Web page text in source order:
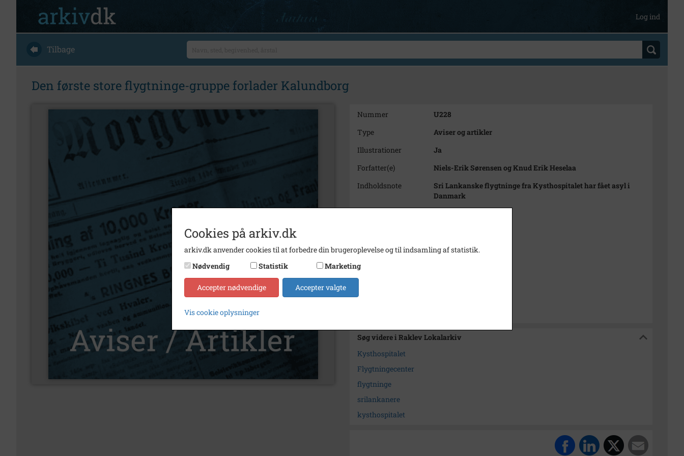
Log ind
Tilbage
Den første store flygtninge-gruppe forlader Kalundborg
Nummer
U228
Type
Aviser og artikler
Illustrationer
Ja
Forfatter(e)
Niels-Erik Sørensen og Knud Erik Heselaa
Indholdsnote
Sri Lankanske flygtninge fra Kysthospitalet har fået asyl i
Danmark
Trykt i medie
Kalundborg Folkeblad
Sidetal
Søg videre i Raklev Lokalarkiv
Kysthospitalet
Flygtningecenter
flygtninge
srilankanere
kysthospitalet
Cookies på arkiv.dk
arkiv.dk anvender cookies til at forbedre din brugeroplevelse og til indsamling af statistik.
Nødvendig
Statistik Marketing
Accepter nødvendige Accepter valgte
Vis cookie oplysninger